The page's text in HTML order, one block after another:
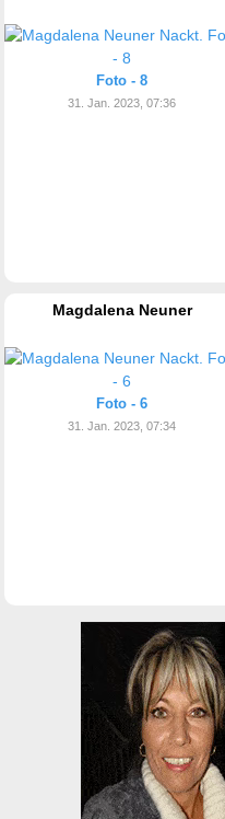
Foto - 8
31. Jan. 2023, 07:36
Magdalena Neuner
Foto - 6
31. Jan. 2023, 07:34